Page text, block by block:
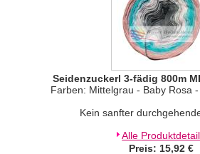
Seidenzuckerl 3-fädig 800m
Farben: Mittelgrau - Baby Rosa
Kein sanfter
Alle
Preis: 15,92 €